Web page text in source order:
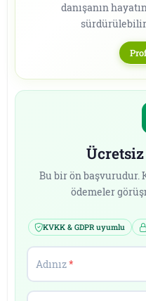
danışanın
sürdürülebilir
Bu bir ön başvurudur.
ödemeler
KVKK & GDPR uyumlu
Adınız*